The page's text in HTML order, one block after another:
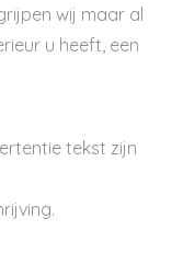
wij maar al
u heeft, een
tekst zijn